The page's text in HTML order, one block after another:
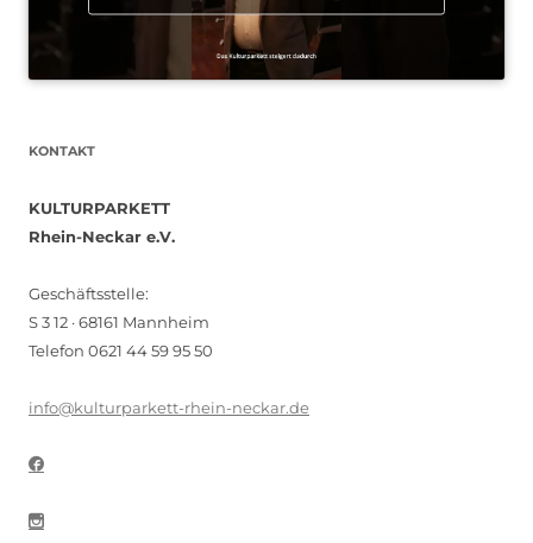
KONTAKT
KULTURPARKETT
Rhein-Neckar e.V.
Geschäftsstelle:
S 3 12 · 68161 Mannheim
Telefon 0621 44 59 95 50
info@kulturparkett-rhein-neckar.de